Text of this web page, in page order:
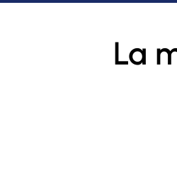
La